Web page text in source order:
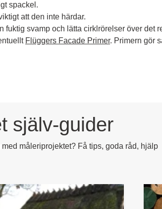
spackel.
att den inte härdar.
fuktig svamp och lätta cirklrörelser över det
Flüggers Facade Primer. Primern gör
själv-guider
måleriprojektet? Få tips, goda råd, hjälp